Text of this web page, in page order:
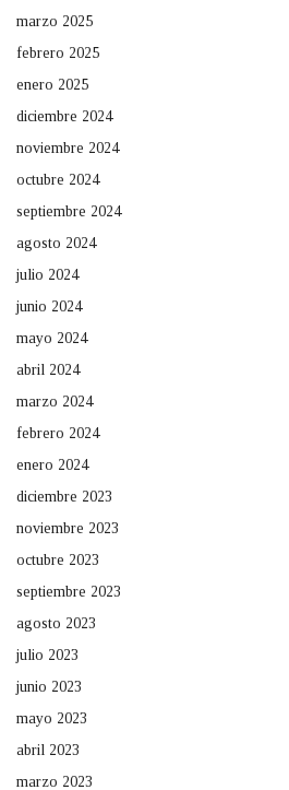
marzo 2025
febrero 2025
enero 2025
diciembre 2024
noviembre 2024
octubre 2024
septiembre 2024
agosto 2024
julio 2024
junio 2024
mayo 2024
abril 2024
marzo 2024
febrero 2024
enero 2024
diciembre 2023
noviembre 2023
octubre 2023
septiembre 2023
agosto 2023
julio 2023
junio 2023
mayo 2023
abril 2023
marzo 2023